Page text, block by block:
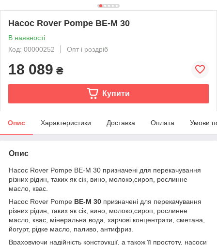
Насос Rover Pompe BE-M 30
В наявності
Код: 00000252
Опт і роздріб
18 089 ₴
Купити
Опис Характеристики Доставка Оплата Умови
Опис
Насос Rover Pompe BE-M 30 призначені для перекачування
різних рідин, таких як сік, вино, молоко,сироп, рослинне
масло, квас.
Насос Rover Pompe BE-M 30 призначені для перекачування
різних рідин, таких як сік, вино, молоко,сироп, рослинне
масло, квас, мінеральна вода, харчові концентрати, сметана,
йогурт, рідке масло, паливо, антифриз.
Враховуючи надійність конструкції, а також її простоту, насоси